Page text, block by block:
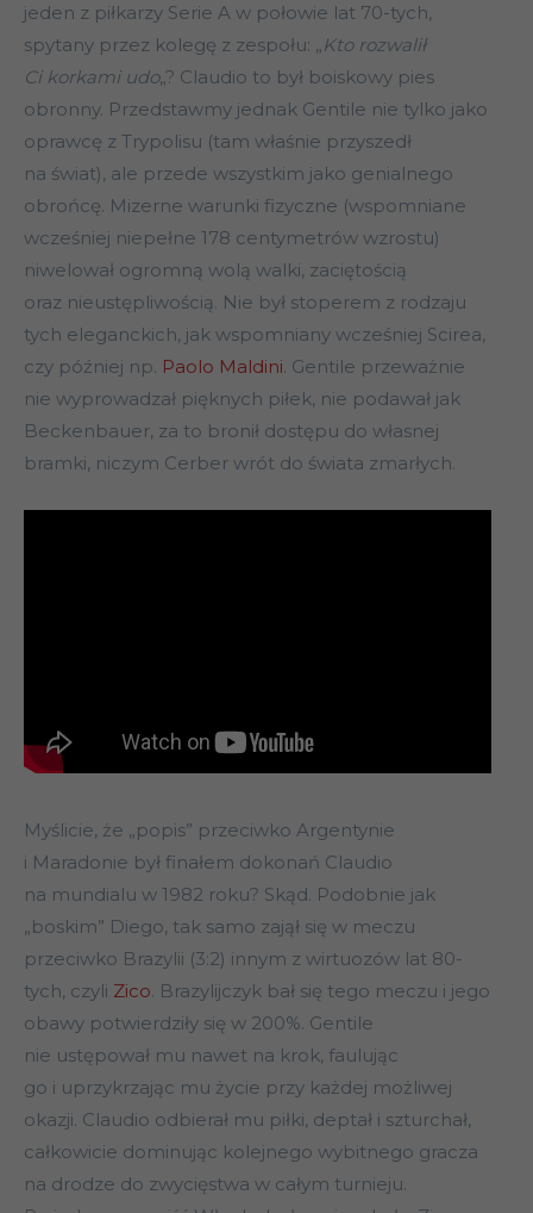
jeden z piłkarzy Serie A w połowie lat 70-tych,
spytany przez kolegę z zespołu: „Kto rozwalił
Ci korkami udo„? Claudio to był boiskowy pies
obronny. Przedstawmy jednak Gentile nie tylko jako
oprawcę z Trypolisu (tam właśnie przyszedł
na świat), ale przede wszystkim jako genialnego
obrońcę. Mizerne warunki fizyczne (wspomniane
wcześniej niepełne 178 centymetrów wzrostu)
niwelował ogromną wolą walki, zaciętością
oraz nieustępliwością. Nie był stoperem z rodzaju
tych eleganckich, jak wspomniany wcześniej Scirea,
czy później np. Paolo Maldini. Gentile przeważnie
nie wyprowadzał pięknych piłek, nie podawał jak
Beckenbauer, za to bronił dostępu do własnej
bramki, niczym Cerber wrót do świata zmarłych.
Myślicie, że „popis” przeciwko Argentynie
i Maradonie był finałem dokonań Claudio
na mundialu w 1982 roku? Skąd. Podobnie jak
„boskim” Diego, tak samo zajął się w meczu
przeciwko Brazylii (3:2) innym z wirtuozów lat 80-
tych, czyli Zico. Brazylijczyk bał się tego meczu i jego
obawy potwierdziły się w 200%. Gentile
nie ustępował mu nawet na krok, faulując
go i uprzykrzając mu życie przy każdej możliwej
okazji. Claudio odbierał mu piłki, deptał i szturchał,
całkowicie dominując kolejnego wybitnego gracza
na drodze do zwycięstwa w całym turnieju.